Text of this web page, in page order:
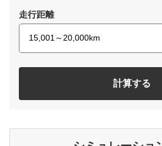
走行距離
計算する